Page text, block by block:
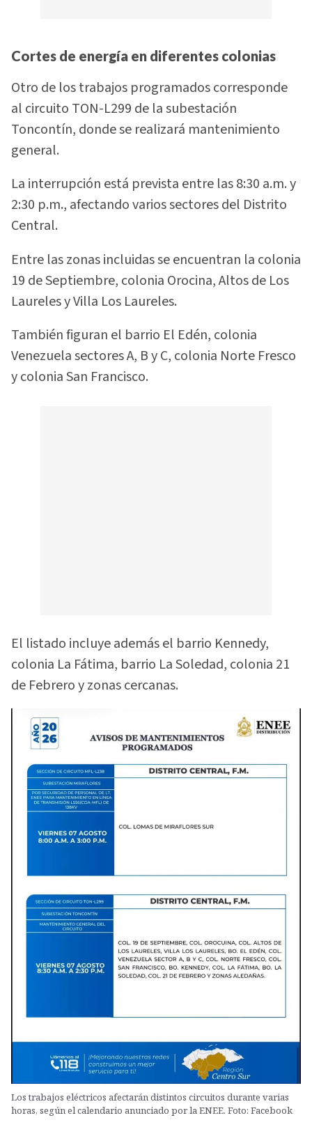
Cortes de energía en diferentes colonias
Otro de los trabajos programados corresponde
al circuito TON-L299 de la subestación
Toncontín, donde se realizará mantenimiento
general.
La interrupción está prevista entre las 8:30 a.m. y
2:30 p.m., afectando varios sectores del Distrito
Central.
Entre las zonas incluidas se encuentran la colonia
19 de Septiembre, colonia Orocina, Altos de Los
Laureles y Villa Los Laureles.
También figuran el barrio El Edén, colonia
Venezuela sectores A, B y C, colonia Norte Fresco
y colonia San Francisco.
El listado incluye además el barrio Kennedy,
colonia La Fátima, barrio La Soledad, colonia 21
de Febrero y zonas cercanas.
Los trabajos eléctricos afectarán distintos circuitos durante varias
horas, según el calendario anunciado por la ENEE. Foto: Facebook